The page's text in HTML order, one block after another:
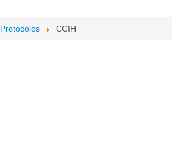
Protocolos CCIH